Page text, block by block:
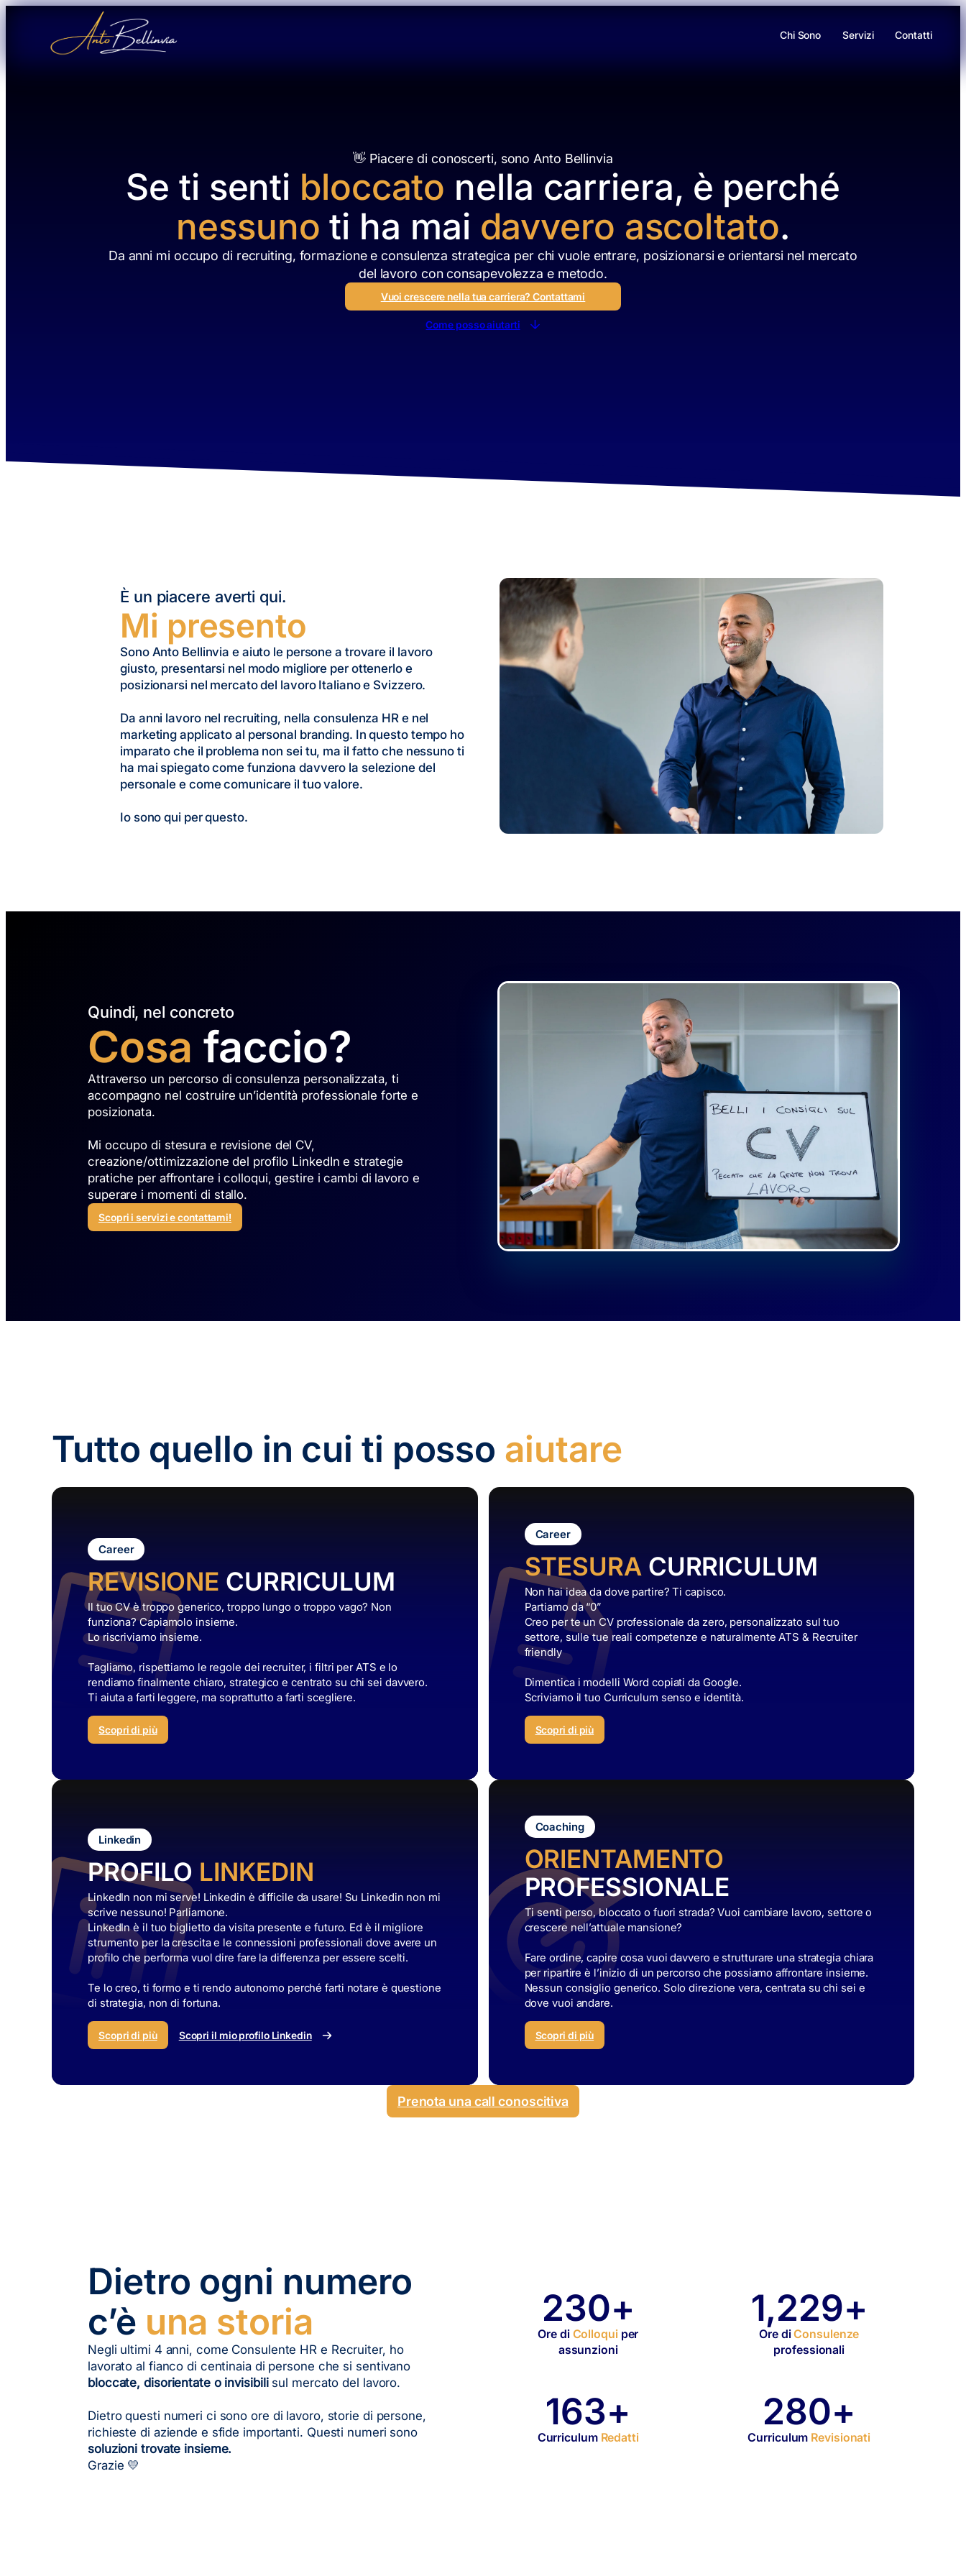
Vai
contenuto
Chi Sono Servizi Contatti
👋 Piacere di conoscerti, sono Anto Bellinvia
Se ti senti bloccato nella carriera, è perché
nessuno ti ha mai davvero ascoltato.
Da anni mi occupo di recruiting, formazione e consulenza strategica per chi vuole entrare, posizionarsi e orientarsi nel mercato
del lavoro con consapevolezza e metodo.
Vuoi crescere nella tua carriera? Contattami
Come posso aiutarti
È un piacere averti qui.
Mi presento
Sono Anto Bellinvia e aiuto le persone a trovare il lavoro
giusto, presentarsi nel modo migliore per ottenerlo e
posizionarsi nel mercato del lavoro Italiano e Svizzero.
Da anni lavoro nel recruiting, nella consulenza HR e nel
marketing applicato al personal branding. In questo tempo ho
imparato che il problema non sei tu, ma il fatto che nessuno ti
ha mai spiegato come funziona davvero la selezione del
personale e come comunicare il tuo valore.
Io sono qui per questo.
Quindi, nel concreto
Cosa faccio?
Attraverso un percorso di consulenza personalizzata, ti
accompagno nel costruire un’identità professionale forte e
posizionata.
Mi occupo di stesura e revisione del CV,
creazione/ottimizzazione del profilo LinkedIn e strategie
pratiche per affrontare i colloqui, gestire i cambi di lavoro e
superare i momenti di stallo.
Scopri i servizi e contattami!
Tutto quello in cui ti posso aiutare
Career
REVISIONE CURRICULUM
Il tuo CV è troppo generico, troppo lungo o troppo vago? Non
funziona? Capiamolo insieme.
Lo riscriviamo insieme.
Tagliamo, rispettiamo le regole dei recruiter, i filtri per ATS e lo
rendiamo finalmente chiaro, strategico e centrato su chi sei davvero.
Ti aiuta a farti leggere, ma soprattutto a farti scegliere.
Scopri di più
Career
STESURA CURRICULUM
Non hai idea da dove partire? Ti capisco.
Partiamo da “0”
Creo per te un CV professionale da zero, personalizzato sul tuo
settore, sulle tue reali competenze e naturalmente ATS & Recruiter
friendly
Dimentica i modelli Word copiati da Google.
Scriviamo il tuo Curriculum senso e identità.
Scopri di più
Linkedin
PROFILO LINKEDIN
LinkedIn non mi serve! Linkedin è difficile da usare! Su Linkedin non mi
scrive nessuno! Parliamone.
LinkedIn è il tuo biglietto da visita presente e futuro. Ed è il migliore
strumento per la crescita e le connessioni professionali dove avere un
profilo che performa vuol dire fare la differenza per essere scelti.
Te lo creo, ti formo e ti rendo autonomo perché farti notare è questione
di strategia, non di fortuna.
Scopri di più Scopri il mio profilo Linkedin
Coaching
ORIENTAMENTO
PROFESSIONALE
Ti senti perso, bloccato o fuori strada? Vuoi cambiare lavoro, settore o
crescere nell’attuale mansione?
Fare ordine, capire cosa vuoi davvero e strutturare una strategia chiara
per ripartire è l’inizio di un percorso che possiamo affrontare insieme.
Nessun consiglio generico. Solo direzione vera, centrata su chi sei e
dove vuoi andare.
Scopri di più
Prenota una call conoscitiva
Dietro ogni numero
c’è una storia
Negli ultimi 4 anni, come Consulente HR e Recruiter, ho
lavorato al fianco di centinaia di persone che si sentivano
bloccate, disorientate o invisibilisul mercato del lavoro.
Dietro questi numeri ci sono ore di lavoro, storie di persone,
richieste di aziende e sfide importanti. Questi numeri sono
soluzioni trovate insieme.
Grazie 💛
374+
Ore di Colloqui per
assunzioni
1,999+
Ore diConsulenze
professionali
270+
Curriculum Redatti
464+
Curriculum Revisionati